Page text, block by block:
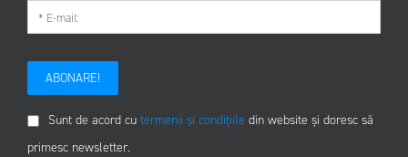
ABONARE!
Sunt de acord cu termenii și condițiile din website și doresc să
primesc newsletter.